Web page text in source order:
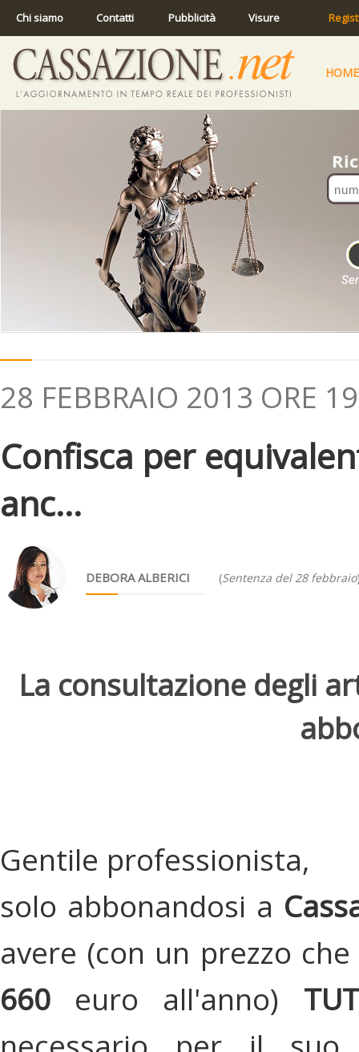
Chi siamo Contatti Pubblicità Visure
HOME
28 FEBBRAIO 2013 ORE
Confisca per
anc...
DEBORA ALBERICI (Sentenza del 28 febbraio
La consultazione degli
Gentile professionista,
solo abbonandosi a
avere (con un prezzo
660 euro all'anno)